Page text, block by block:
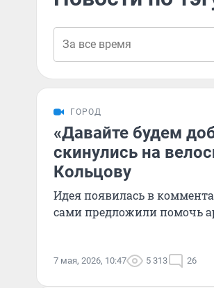
ГОРОД
«Давайте будем
скинулись на
Кольцову
Идея появилась в
сами предложили помочь
7 мая, 2026, 10:47 5 313 26